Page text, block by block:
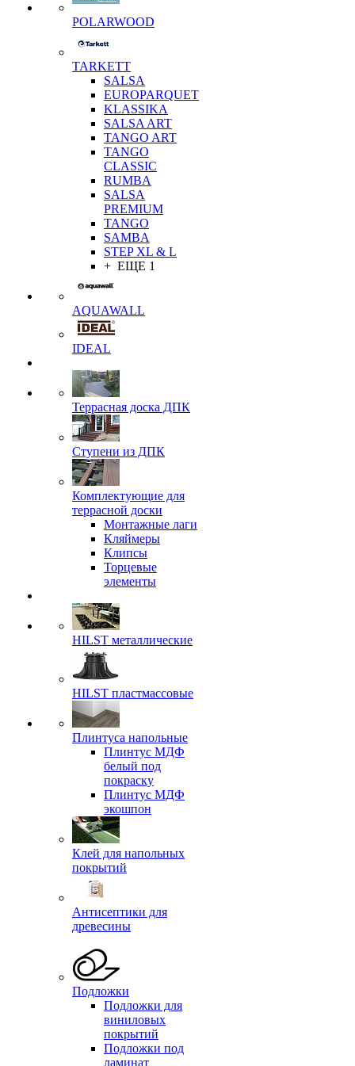
POLARWOOD
TARKETT
SALSA
EUROPARQUET
KLASSIKA
SALSA ART
TANGO ART
TANGO
CLASSIC
RUMBA
SALSA
PREMIUM
TANGO
SAMBA
STEP XL & L
+ ЕЩЕ 1
AQUAWALL
IDEAL
Террасная доска ДПК
Ступени из ДПК
Комплектующие для
террасной доски
Монтажные лаги
Кляймеры
Клипсы
Торцевые
элементы
HILST металлические
HILST пластмассовые
Плинтуса напольные
Плинтус МДФ
белый под
покраску
Плинтус МДФ
экошпон
Клей для напольных
покрытий
Антисептики для
древесины
Подложки
Подложки для
виниловых
покрытий
Подложки под
ламинат